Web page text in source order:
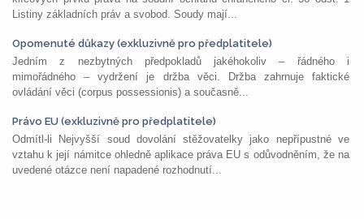
Listiny základních práv a svobod. Soudy mají...
Opomenuté důkazy (exkluzivně pro předplatitele)
Jedním z nezbytných předpokladů jakéhokoliv – řádného i
mimořádného – vydržení je držba věci. Držba zahrnuje faktické
ovládání věci (corpus possessionis) a současně...
Právo EU (exkluzivně pro předplatitele)
Odmítl-li Nejvyšší soud dovolání stěžovatelky jako nepřípustné ve
vztahu k její námitce ohledně aplikace práva EU s odůvodněním, že na
uvedené otázce není napadené rozhodnutí...